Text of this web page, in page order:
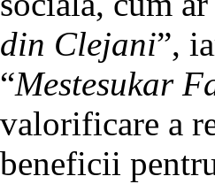
din Clejani”,
“Mestesukar
valorificare a
beneficii